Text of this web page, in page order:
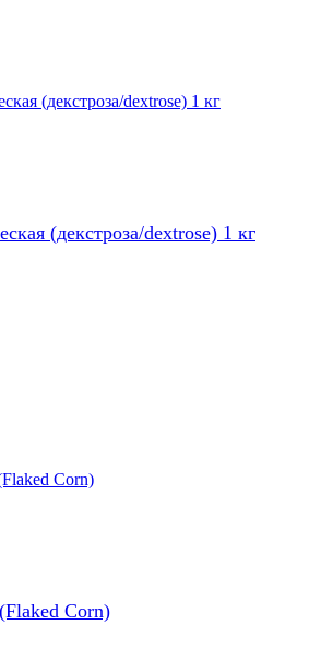
(декстроза/dextrose) 1 кг
Corn)